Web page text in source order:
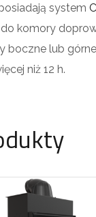
system
komory
boczne lub górne
niż 12 h.